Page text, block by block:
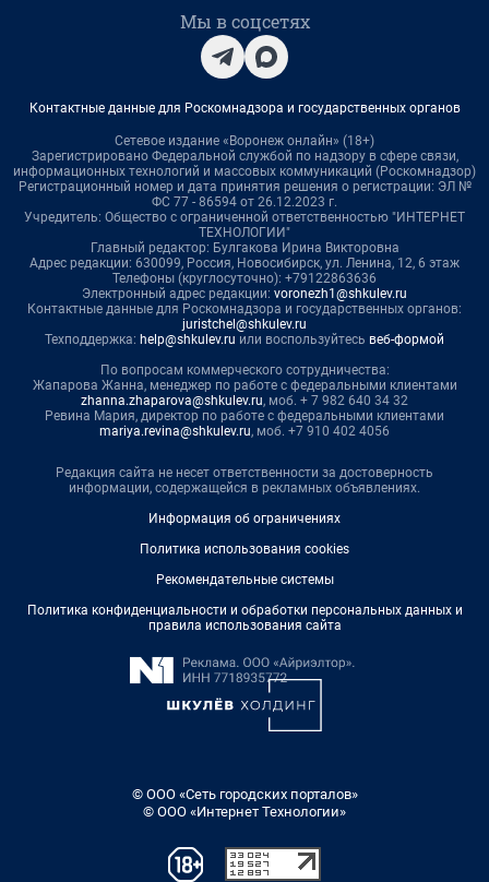
Мы в соцсетях
Контактные данные для Роскомнадзора и государственных органов
Сетевое издание «Воронеж онлайн» (18+)
Зарегистрировано Федеральной службой по надзору в сфере связи,
информационных технологий и массовых коммуникаций (Роскомнадзор)
Регистрационный номер и дата принятия решения о регистрации: ЭЛ №
ФС 77 - 86594 от 26.12.2023 г.
Учредитель: Общество с ограниченной ответственностью "ИНТЕРНЕТ
ТЕХНОЛОГИИ"
Главный редактор: Булгакова Ирина Викторовна
Адрес редакции: 630099, Россия, Новосибирск, ул. Ленина, 12, 6 этаж
Телефоны (круглосуточно): +79122863636
Электронный адрес редакции: voronezh1@shkulev.ru
Контактные данные для Роскомнадзора и государственных органов:
juristchel@shkulev.ru
Техподдержка: help@shkulev.ru или воспользуйтесь веб-формой
По вопросам коммерческого сотрудничества:
Жапарова Жанна, менеджер по работе с федеральными клиентами
zhanna.zhaparova@shkulev.ru, моб. + 7 982 640 34 32
Ревина Мария, директор по работе с федеральными клиентами
mariya.revina@shkulev.ru, моб. +7 910 402 4056
Редакция сайта не несет ответственности за достоверность
информации, содержащейся в рекламных объявлениях.
Информация об ограничениях
Политика использования cookies
Рекомендательные системы
Политика конфиденциальности и обработки персональных данных и
правила использования сайта
© ООО «Сеть городских порталов»
© ООО «Интернет Технологии»